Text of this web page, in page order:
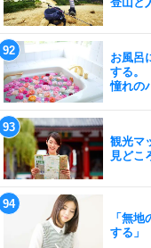
お風呂
する。
憧れの
観光マ
見どこ
「無
する」